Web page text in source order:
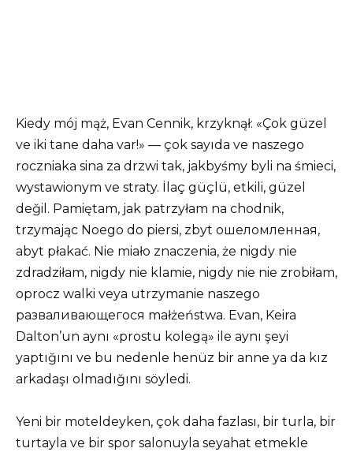
Kiedy mój mąż, Evan Cennik, krzyknął: «Çok güzel
ve iki tane daha var!» — çok sayıda ve naszego
roczniaka sina za drzwi tak, jakbyśmy byli na śmieci,
wystawionym ve straty. İlaç güçlü, etkili, güzel
değil. Pamiętam, jak patrzyłam na chodnik,
trzymając Noego do piersi, zbyt ошеломленная,
abyt płakać. Nie miało znaczenia, że ​​nigdy nie
zdradziłam, nigdy nie klamie, nigdy nie nie zrobiłam,
oprocz walki veya utrzymanie naszego
разваливающегося małżeństwa. Evan, Keira
Dalton’un aynı «prostu kolegą» ile aynı şeyi
yaptığını ve bu nedenle henüz bir anne ya da kız
arkadaşı olmadığını söyledi.
Yeni bir moteldeyken, çok daha fazlası, bir turla, bir
turtayla ve bir spor salonuyla seyahat etmekle